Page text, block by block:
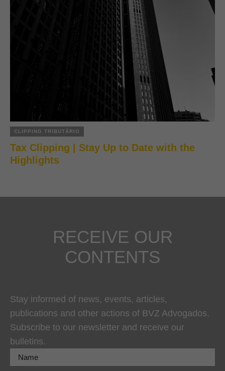
CLIPPING TRIBUTÁRIO
Tax Clipping | Stay Up to Date with the
Highlights
RECEIVE OUR
CONTENTS
Stay informed of news, events, articles,
publications and other actions of BVZ Advogados.
Subscribe to our newsletter and receive our
bulletins.